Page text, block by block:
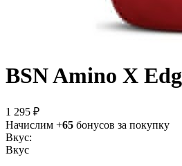
BSN Amino X
1 295 ₽
Начислим +65 бонусов за покупку
Вкус:
Вкус